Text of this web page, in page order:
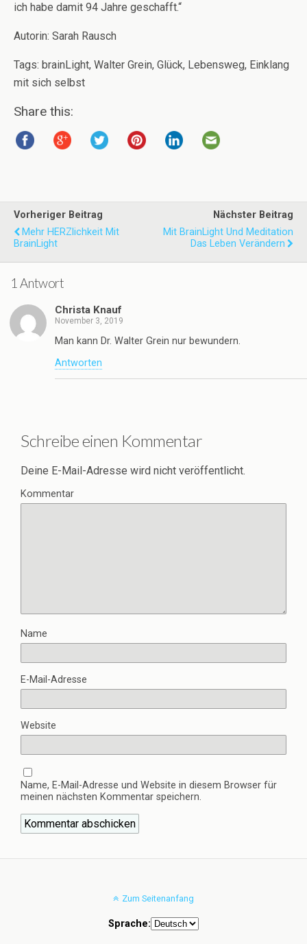
ich habe damit 94 Jahre geschafft.“
Autorin: Sarah Rausch
Tags: brainLight, Walter Grein, Glück, Lebensweg, Einklang
mit sich selbst
Share this:
Vorheriger Beitrag
Mehr HERZlichkeit Mit
BrainLight
Nächster Beitrag
Mit BrainLight Und Meditation
Das Leben Verändern
1 Antwort
Christa Knauf
November 3, 2019
Man kann Dr. Walter Grein nur bewundern.
Antworten
Schreibe einen Kommentar
Deine E-Mail-Adresse wird nicht veröffentlicht.
Kommentar
Name
E-Mail-Adresse
Website
Name, E-Mail-Adresse und Website in diesem Browser für
meinen nächsten Kommentar speichern.
Zum Seitenanfang
Sprache: